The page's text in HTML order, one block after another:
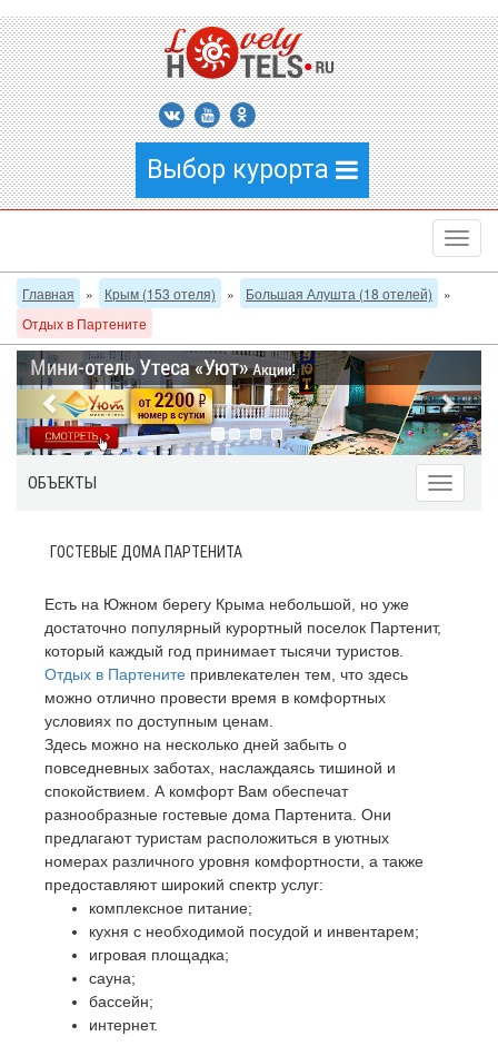
Выбор курорта
Главная » Крым (153 отеля) » Большая Алушта (18 отелей)
»
Отдых в Партените
ОБЪЕКТЫ
ГОСТЕВЫЕ ДОМА ПАРТЕНИТА
Есть на Южном берегу Крыма небольшой, но уже
достаточно популярный курортный поселок Партенит,
который каждый год принимает тысячи туристов.
Отдых в Партените привлекателен тем, что здесь
можно отлично провести время в комфортных
условиях по доступным ценам.
Здесь можно на несколько дней забыть о
повседневных заботах, наслаждаясь тишиной и
спокойствием. А комфорт Вам обеспечат
разнообразные гостевые дома Партенита. Они
предлагают туристам расположиться в уютных
номерах различного уровня комфортности, а также
предоставляют широкий спектр услуг:
комплексное питание;
кухня с необходимой посудой и инвентарем;
игровая площадка;
сауна;
бассейн;
интернет.